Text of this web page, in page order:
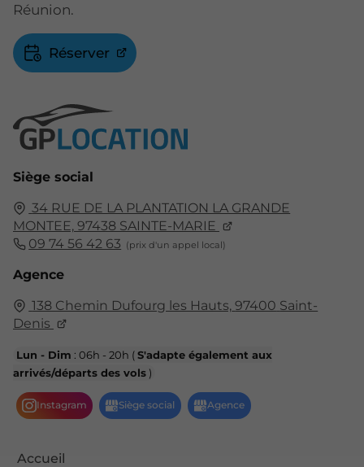
Siège social
34 RUE DE LA PLANTATION LA GRANDE
MONTEE, 97438 SAINTE-MARIE
09 74 56 42 63
Agence
138 Chemin Dufourg les Hauts, 97400 Saint-
Denis
Lun - Dim : 06h - 20h (S'adapte également aux
arrivés/départs des vols )
Accueil
Réunion.
Réserver